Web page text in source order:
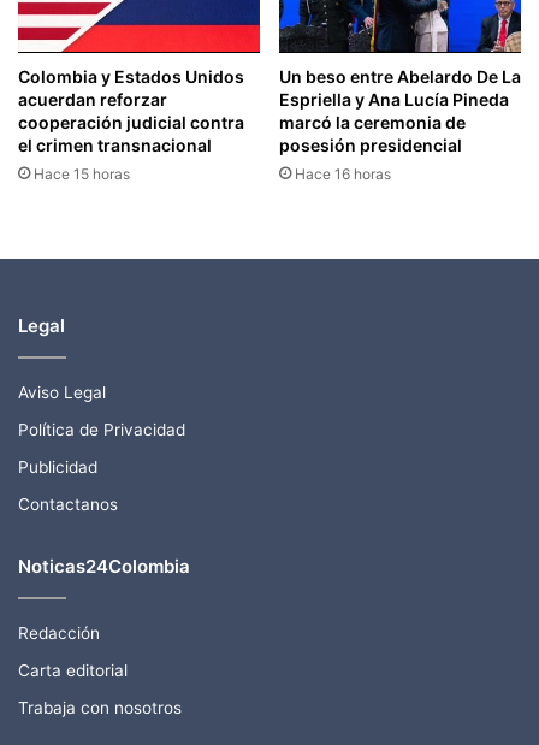
Colombia y Estados Unidos
acuerdan reforzar
cooperación judicial contra
el crimen transnacional
Hace 15 horas
Un beso entre Abelardo De La
Espriella y Ana Lucía Pineda
marcó la ceremonia de
posesión presidencial
Hace 16 horas
Legal
Aviso Legal
Política de Privacidad
Publicidad
Contactanos
Noticas24Colombia
Redacción
Carta editorial
Trabaja con nosotros